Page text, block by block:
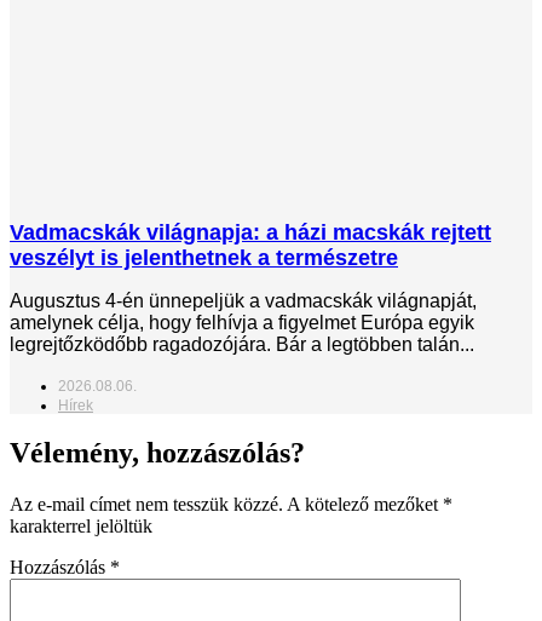
Vadmacskák világnapja: a házi macskák rejtett
veszélyt is jelenthetnek a természetre
Augusztus 4-én ünnepeljük a vadmacskák világnapját,
amelynek célja, hogy felhívja a figyelmet Európa egyik
legrejtőzködőbb ragadozójára. Bár a legtöbben talán...
2026.08.06.
Hírek
Vélemény, hozzászólás?
Az e-mail címet nem tesszük közzé. A kötelező mezőket *
karakterrel jelöltük
Hozzászólás *